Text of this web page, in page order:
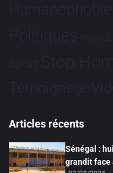
Humanophobie
Politiques Projets
Sport Stop
Témoignage
Articles récents
Sénégal :
grandit face